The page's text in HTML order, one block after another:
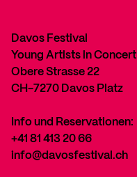
Davos Festival
Young Artists in Concert
Obere Strasse 22
CH-7270 Davos Platz
Info und Reservationen:
+41 81 413 20 66
info@davosfestival.ch